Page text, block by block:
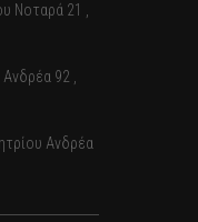
Νοταρά 21 ,
92 ,
Ανδρέα